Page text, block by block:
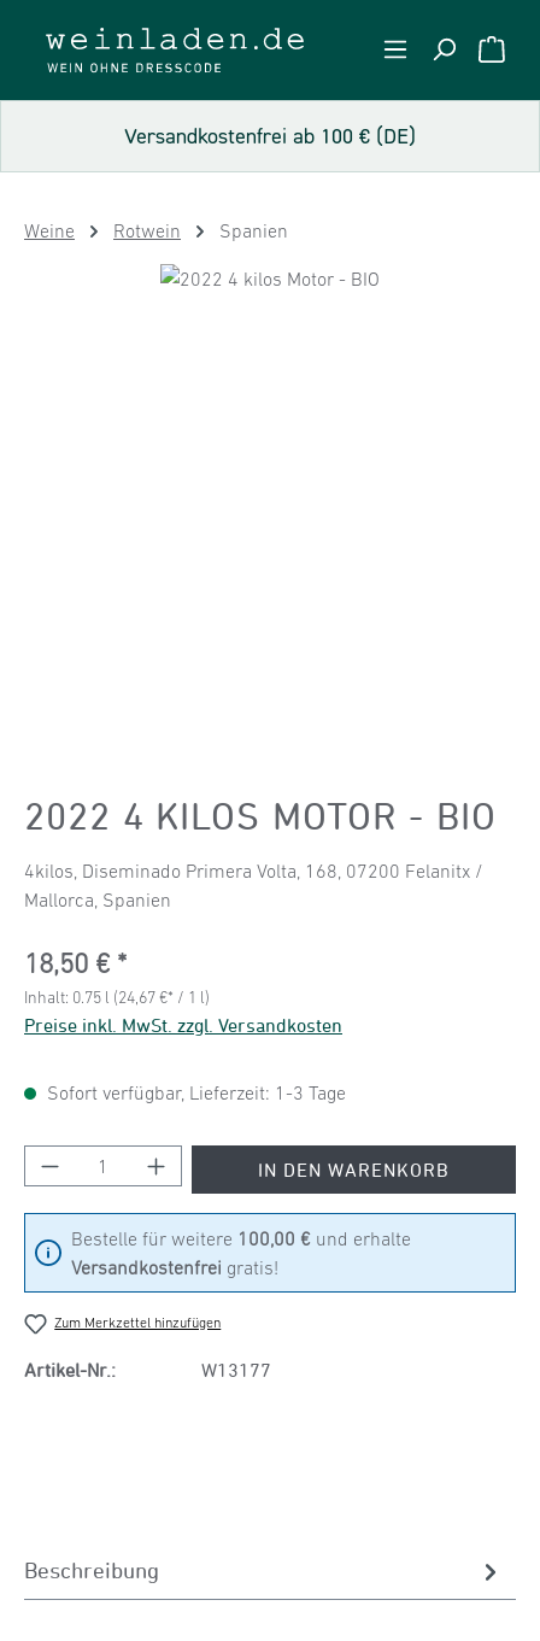
Zum Hauptinhalt springen
Versandkostenfrei ab 100 € (DE)
Weine Rotwein Spanien
Bildergalerie überspringen
2022 4 KILOS MOTOR - BIO
4kilos, Diseminado Primera Volta, 168, 07200 Felanitx /
Mallorca, Spanien
Regulärer Preis:
18,50 €
Inhalt: 0.75 l (24,67 €* / 1 l)
Preise inkl. MwSt. zzgl. Versandkosten
Sofort verfügbar, Lieferzeit: 1-3 Tage
Produkt Anzahl: Gib den gewünschten Wert
IN DEN WARENKORB
Bestelle für weitere 100,00 € und erhalte
Versandkostenfrei gratis!
Zum Merkzettel hinzufügen
Artikel-Nr.: W13177
Beschreibung